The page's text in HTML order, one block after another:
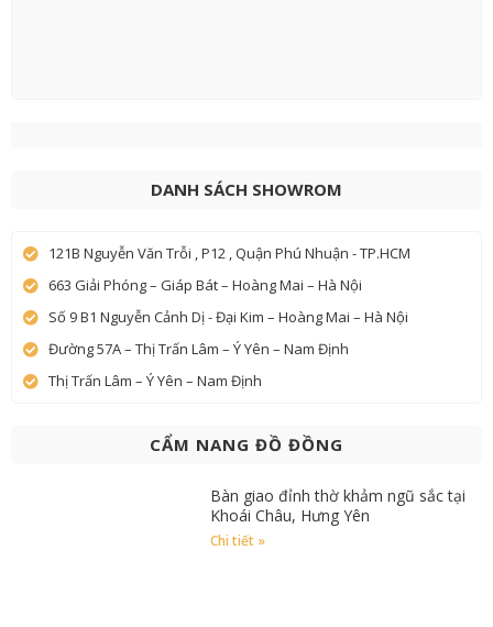
DANH SÁCH SHOWROM
121B Nguyễn Văn Trỗi , P12 , Quận Phú Nhuận - TP.HCM
663 Giải Phóng – Giáp Bát – Hoàng Mai – Hà Nội
Số 9 B1 Nguyễn Cảnh Dị - Đại Kim – Hoàng Mai – Hà Nội
Đường 57A – Thị Trấn Lâm – Ý Yên – Nam Định
Thị Trấn Lâm – Ý Yên – Nam Định
CẨM NANG ĐỒ ĐỒNG
Bàn giao đỉnh thờ khảm ngũ sắc tại
Khoái Châu, Hưng Yên
Chi tiết »